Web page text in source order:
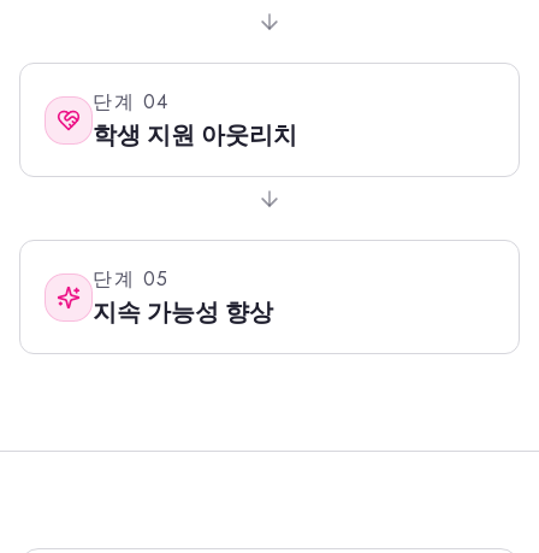
단계 04
학생 지원 아웃리치
단계 05
지속 가능성 향상